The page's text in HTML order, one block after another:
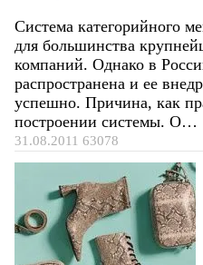
Система категорийного
для большинства
компаний. Однако в
распространена и ее
успешно. Причина, как
построении системы. О…
31.08.2011 63078